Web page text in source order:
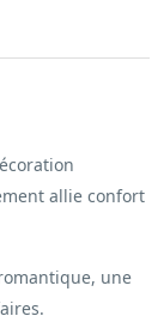
allie confort
une